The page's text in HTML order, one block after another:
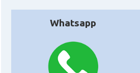
Whatsapp